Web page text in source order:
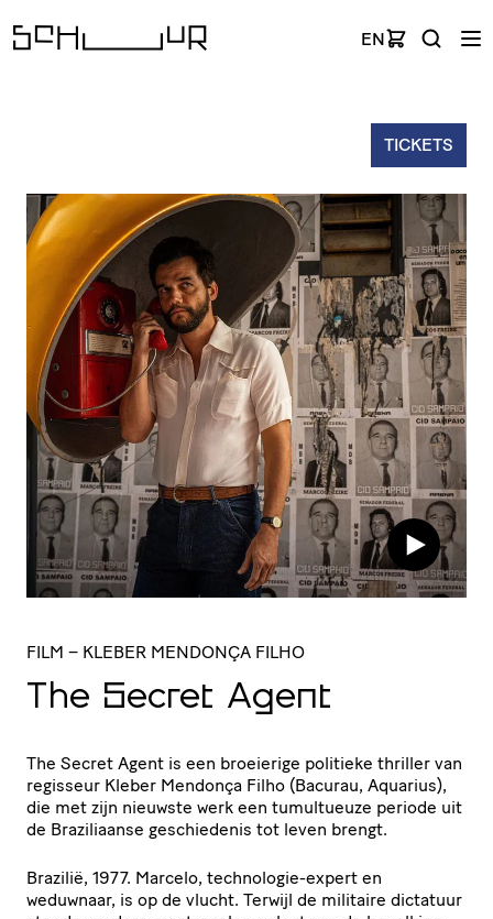
EN
TICKETS
FILM – KLEBER MENDONÇA FILHO
The Secret Agent
The Secret Agent is een broeierige politieke thriller van
regisseur Kleber Mendonça Filho (Bacurau, Aquarius),
die met zijn nieuwste werk een tumultueuze periode uit
de Braziliaanse geschiedenis tot leven brengt.
Brazilië, 1977. Marcelo, technologie-expert en
weduwnaar, is op de vlucht. Terwijl de militaire dictatuur